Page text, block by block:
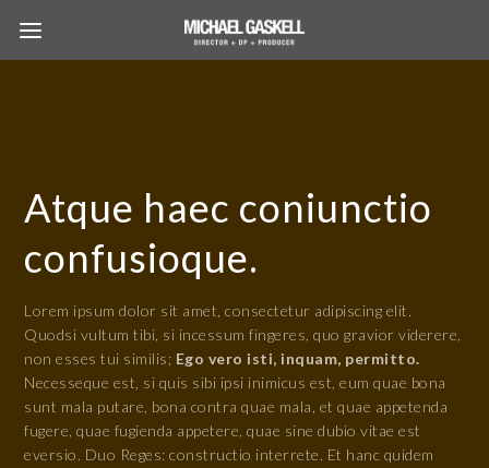
Atque haec coniunctio
confusioque.
Lorem ipsum dolor sit amet, consectetur adipiscing elit.
Quodsi vultum tibi, si incessum fingeres, quo gravior viderere,
non esses tui similis; Ego vero isti, inquam, permitto.
Necesseque est, si quis sibi ipsi inimicus est, eum quae bona
sunt mala putare, bona contra quae mala, et quae appetenda
fugere, quae fugienda appetere, quae sine dubio vitae est
eversio. Duo Reges: constructio interrete. Et hanc quidem